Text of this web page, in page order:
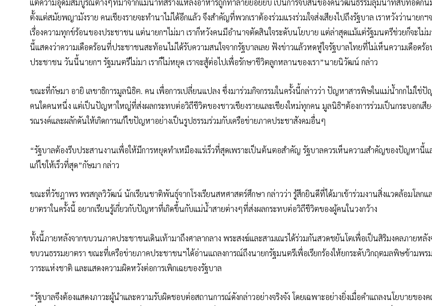
ตั้งแต่สมัยพญามังราย คนเชียงรายจะทำนาไม่ได้อีกแล้ว จึงสำคัญที่พวกเราต้องร่วมแรงร่วมใจส่งเสียงไปถึงรัฐบาล เราหวังว่านายกฯ
เรื่องความทุกข์ร้อนของประชาชน แต่นายกฯไม่มา เราก็หวังคนมีอำนาจตัดสินใจระดับนโยบาย แต่ล่าสุดแม้แต่รัฐมนตรีช่วยก็จะไม่ม
นี้แสดงว่าความเดือดร้อนที่ประชาชนสะท้อนไม่ได้รับความสนใจจากรัฐบาลเลย ฟังข่าวแล้วหดหู่ใจรัฐบาลไทยที่ไม่เห็นความเดือดร้
ประชาชน วันนี้นายกฯ รัฐมนตรีไม่มา เราก็ไม่หยุด เราจะสู้ต่อไปเพื่อรักษาชีวิตลูกหลานของเรา”นายนิวัฒน์ กล่าว
ขณะที่กัษมา อายิ เลขาธิการมูลนิธิฅ. คน เพื่อการเปลี่ยนแปลง ซึ่งมาร่วมกิจกรรมในครั้งนี้กล่าวว่า ปัญหาสารพิษในแม่น้ำกกไม่ใช่ปั
คนใดคนหนึ่ง แต่เป็นปัญหาใหญ่ที่ส่งผลกระทบต่อวิถีชีวิตของชาวเชียงรายและเชียงใหม่ทุกคน มูลนิธิฯต้องการร่วมเป็นกระบอกเสีย
รณรงค์และผลักดันให้เกิดการแก้ไขปัญหาอย่างเป็นรูปธรรมร่วมกับเครือข่ายภาคประชาสังคมอื่นๆ
“รัฐบาลต้องรีบประสานงานเพื่อให้มีการหยุดทำเหมืองแร่เร็วที่สุดเพราะเป็นต้นตอสำคัญ รัฐบาลควรเห็นความสำคัญของปัญหานี้แ
แก้ไขให้เร็วที่สุด”กัษมา กล่าว
ขณะที่วัชฎาพร พรสกุลวิวัฒน์ นักเรียนชาติพันธุ์จากโรงเรียนสหศาสตร์ศึกษา กล่าวว่า รู้สึกยินดีที่ได้มาเข้าร่วมงานสิ่งแวดล้อมโลกแ
ยาตราในครั้งนี้ อยากเรียนรู้เกี่ยวกับปัญหาที่เกิดขึ้นกับแม่น้ำสายต่างๆที่ส่งผลกระทบต่อวิถีชีวิตของผู้คนในวงกว้าง
ทั้งนี้ภายหลังจากขบวนภาคประชาชนเดินเท้ามาถึงศาลากลาง พระสงฆ์และสามเณรได้ร่วมกันสวดชยันโตเพื่อเป็นสิริมงคลภายหลั
ขบวนธรรมยาตรา ขณะที่เครือข่ายภาคประชาชนฯได้อ่านแถลงการณ์ถึงนายกรัฐมนตรีเพื่อเรียกร้องให้ยกระดับวิกฤตมลพิษข้ามพร
วาระแห่งชาติ และแสดงความผิดหวังต่อการเพิกเฉยของรัฐบาล
“รัฐบาลจึงต้องแสดงภาวะผู้นำและความรับผิดชอบต่อสถานการณ์ดังกล่าวอย่างจริงจัง โดยเฉพาะอย่างยิ่งเมื่อคำแถลงนโยบายของ